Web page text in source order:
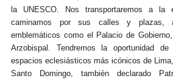
la UNESCO. Nos transportaremos a la
caminamos por sus calles y plazas,
emblemáticos como el Palacio de
Arzobispal. Tendremos la oportunidad
espacios eclesiásticos más icónicos de
Santo Domingo, también declarado